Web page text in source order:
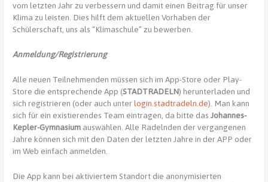
vom letzten Jahr zu verbessern und damit einen Beitrag für unser
Klima zu leisten. Dies hilft dem aktuellen Vorhaben der
Schülerschaft, uns als “Klimaschule” zu bewerben.
Anmeldung/Registrierung
Alle neuen Teilnehmenden müssen sich im App-Store oder Play-
Store die entsprechende App (STADTRADELN) herunterladen und
sich registrieren (oder auch unterlogin.stadtradeln.de). Man kann
sich für ein existierendes Team eintragen, da bitte dasJohannes-
Kepler-Gymnasium auswählen. Alle Radelnden der vergangenen
Jahre können sich mit den Daten der letzten Jahre in der APP oder
im Web einfach anmelden.
Die App kann bei aktiviertem Standort die anonymisierten